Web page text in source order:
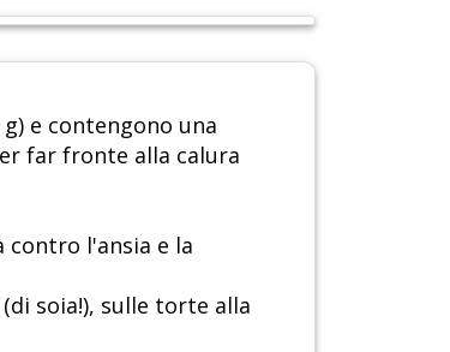
e contengono una
far fronte alla calura
contro l'ansia e la
soia!), sulle torte alla